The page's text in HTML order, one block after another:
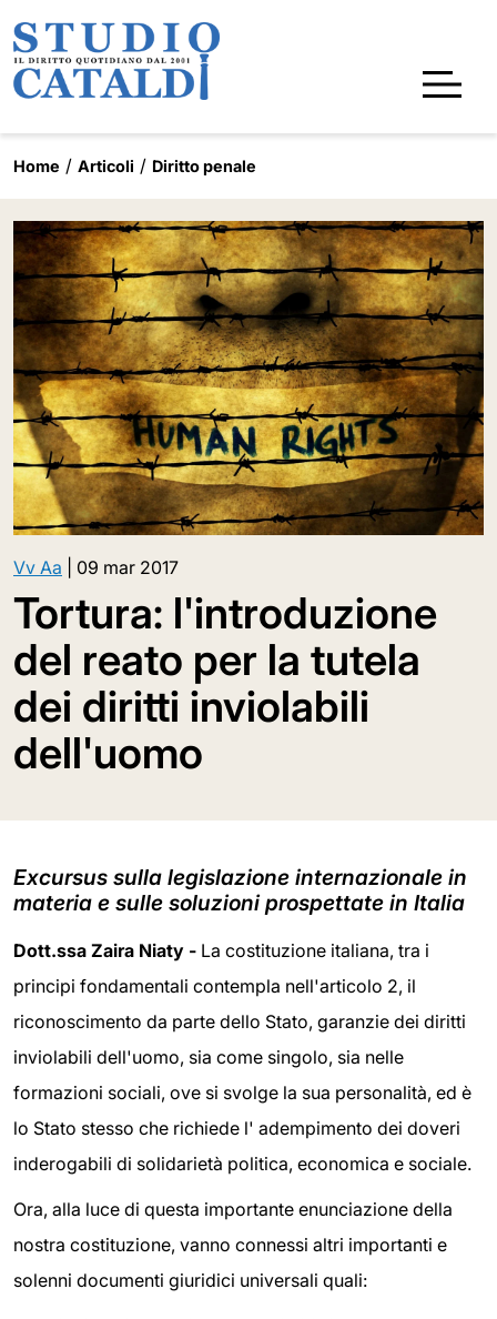
Home Articoli Diritto penale
Vv Aa 09 mar 2017
Tortura: l'introduzione
del reato per la tutela
dei diritti inviolabili
dell'uomo
Excursus sulla legislazione internazionale in
materia e sulle soluzioni prospettate in Italia
Dott.ssa Zaira Niaty - La costituzione italiana, tra i
principi fondamentali contempla nell'articolo 2, il
riconoscimento da parte dello Stato, garanzie dei diritti
inviolabili dell'uomo, sia come singolo, sia nelle
formazioni sociali, ove si svolge la sua personalità, ed è
lo Stato stesso che richiede l' adempimento dei doveri
inderogabili di solidarietà politica, economica e sociale.
Ora, alla luce di questa importante enunciazione della
nostra costituzione, vanno connessi altri importanti e
solenni documenti giuridici universali quali: